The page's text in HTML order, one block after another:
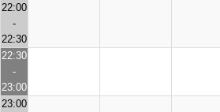
22:00
-
22:30
22:30
-
23:00
23:00